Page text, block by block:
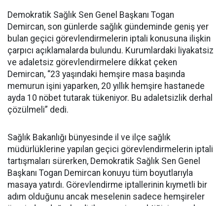
Demokratik Sağlık Sen Genel Başkanı Togan
Demircan, son günlerde sağlık gündeminde geniş yer
bulan geçici görevlendirmelerin iptali konusuna ilişkin
çarpıcı açıklamalarda bulundu. Kurumlardaki liyakatsiz
ve adaletsiz görevlendirmelere dikkat çeken
Demircan, “23 yaşındaki hemşire masa başında
memurun işini yaparken, 20 yıllık hemşire hastanede
ayda 10 nöbet tutarak tükeniyor. Bu adaletsizlik derhal
çözülmeli” dedi.
Sağlık Bakanlığı bünyesinde il ve ilçe sağlık
müdürlüklerine yapılan geçici görevlendirmelerin iptali
tartışmaları sürerken, Demokratik Sağlık Sen Genel
Başkanı Togan Demircan konuyu tüm boyutlarıyla
masaya yatırdı. Görevlendirme iptallerinin kıymetli bir
adım olduğunu ancak meselenin sadece hemşireler